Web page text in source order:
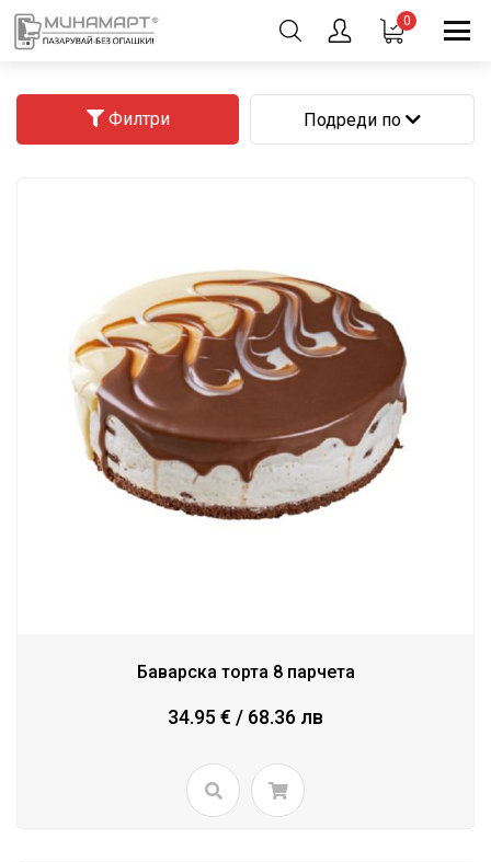
0
Филтри Подреди по
Баварска торта 8 парчета
34.95 € / 68.36 лв